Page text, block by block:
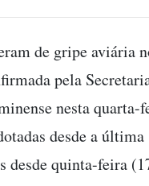
de gripe aviária
pela
nesta
desde a última
desde quinta-feira